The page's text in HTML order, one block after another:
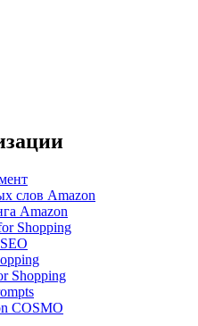
слов Amazon
Amazon
Shopping
Shopping
COSMO